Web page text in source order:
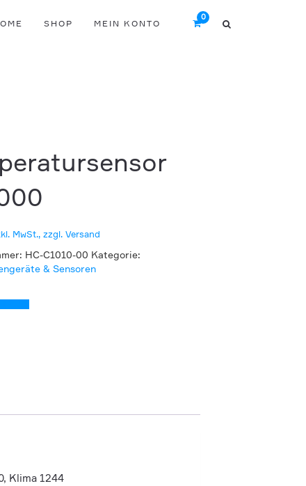
SHOP MEIN KONTO
MwSt., zzgl. Versand
HC-C1010-00 Kategorie:
& Sensoren
Klima 1244